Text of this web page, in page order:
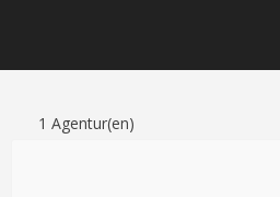
1 Agentur(en)